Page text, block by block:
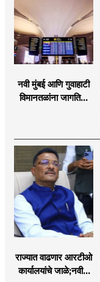
नवी मुंबई आणि गुवाहाटी
विमानतळांना जागतिक
राज्यात वाढणार आरटीओ
कार्यालयांचे जाळे;नवीन